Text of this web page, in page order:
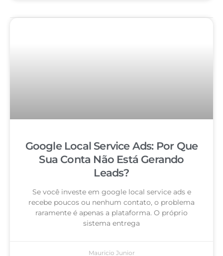
Google Local Service Ads: Por Que
Sua Conta Não Está Gerando
Leads?
Se você investe em google local service ads e
recebe poucos ou nenhum contato, o problema
raramente é apenas a plataforma. O próprio
sistema entrega
Mauricio Junior